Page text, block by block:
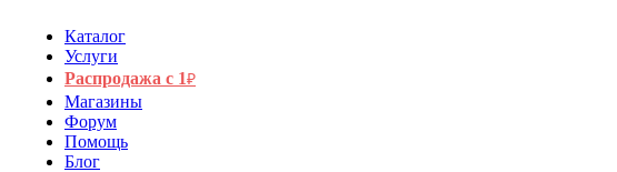
Каталог
Услуги
Распродажа с 1₽
Магазины
Форум
Помощь
Блог